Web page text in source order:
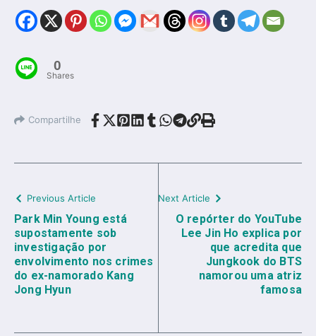
0
Shares
Compartilhe
Previous Article
Park Min Young está
supostamente sob
investigação por
envolvimento nos crimes
do ex-namorado Kang
Jong Hyun
Next Article
O repórter do YouTube
Lee Jin Ho explica por
que acredita que
Jungkook do BTS
namorou uma atriz
famosa